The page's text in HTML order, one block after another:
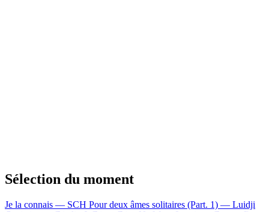
Sélection du moment
Je la connais — SCH Pour deux âmes solitaires (Part. 1) — Luidji